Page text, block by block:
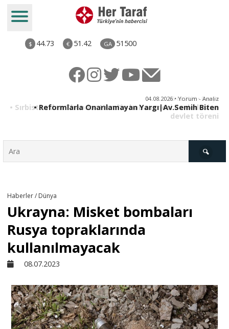
$ 44.73 € 51.42 GA 51500
04.08.2026 • Yorum - Analiz
• Reformlarla Onarılamayan Yargı|Av.Semih Biten
Derkenar
Sivil Toplum
Kültür - Sanat
Ekonomi
Haberler / Dünya
Ukrayna: Misket bombaları
Rusya topraklarında
kullanılmayacak
08.07.2023